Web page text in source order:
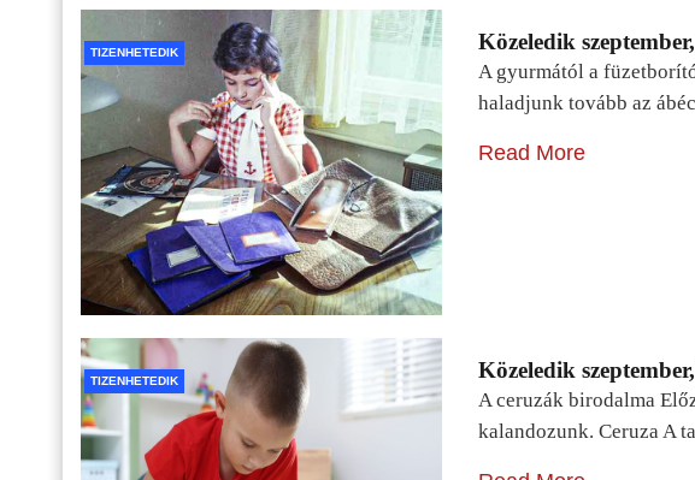
TIZENHETEDIK Közeledik
A gyurmától a
haladjunk tovább az
Read More
TIZENHETEDIK Közeledik
A ceruzák birodalma
kalandozunk. Ceruza A